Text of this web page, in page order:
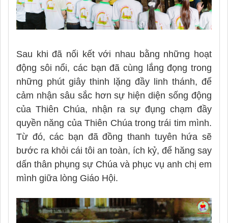
Sau khi đã nối kết với nhau bằng những hoạt
động sôi nổi, các bạn đã cùng lắng đọng trong
những phút giây thinh lặng đầy linh thánh, để
cảm nhận sâu sắc hơn sự hiện diện sống động
của Thiên Chúa, nhận ra sự đụng chạm đầy
quyền năng của Thiên Chúa trong trái tim mình.
Từ đó, các bạn đã đồng thanh tuyên hứa sẽ
bước ra khỏi cái tôi an toàn, ích kỷ, để hăng say
dấn thân phụng sự Chúa và phục vụ anh chị em
mình giữa lòng Giáo Hội.